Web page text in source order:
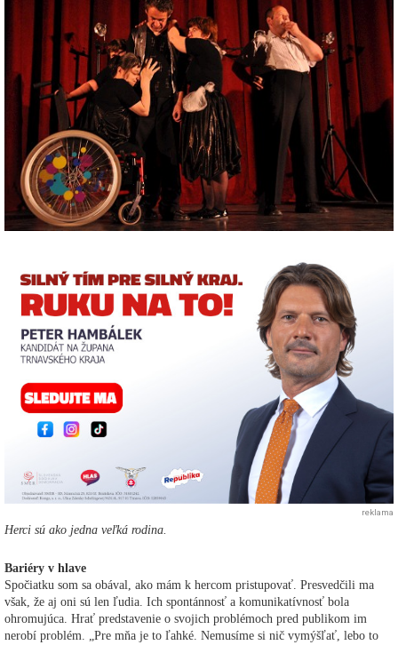
reklama
Herci sú ako jedna veľká rodina.
Bariéry v hlave
Spočiatku som sa obával, ako mám k hercom pristupovať. Presvedčili ma
však, že aj oni sú len ľudia. Ich spontánnosť a komunikatívnosť bola
ohromujúca. Hrať predstavenie o svojich problémoch pred publikom im
nerobí problém. „Pre mňa je to ľahké. Nemusíme si nič vymýšľať, lebo to